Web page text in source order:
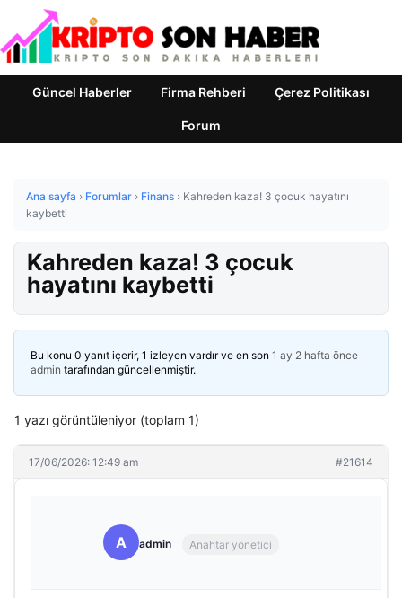
Güncel Haberler Firma Rehberi Çerez Politikası
Forum
Ana sayfa › Forumlar › Finans › Kahreden kaza! 3 çocuk hayatını
kaybetti
Kahreden kaza! 3 çocuk
hayatını kaybetti
Bu konu 0 yanıt içerir, 1 izleyen vardır ve en son 1 ay 2 hafta önce
admin tarafından güncellenmiştir.
1 yazı görüntüleniyor (toplam 1)
17/06/2026: 12:49 am #21614
A admin Anahtar yönetici